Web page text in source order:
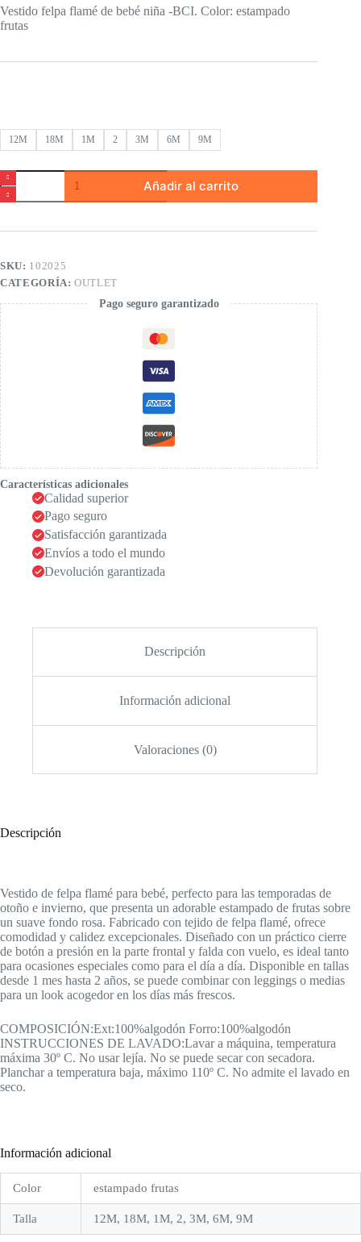
Vestido felpa flamé de bebé niña -BCI. Color: estampado
frutas
12M 18M 1M 2 3M 6M 9M
Vestido
felpa
flamé
bebé
Añadir al carrito
SKU: 102025
CATEGORÍA:OUTLET
Pago seguro garantizado
Características adicionales
Calidad superior
Pago seguro
Satisfacción garantizada
Envíos a todo el mundo
Devolución garantizada
Descripción
Información adicional
Valoraciones (0)
Descripción
Vestido de felpa flamé para bebé, perfecto para las temporadas de
otoño e invierno, que presenta un adorable estampado de frutas sobre
un suave fondo rosa. Fabricado con tejido de felpa flamé, ofrece
comodidad y calidez excepcionales. Diseñado con un práctico cierre
de botón a presión en la parte frontal y falda con vuelo, es ideal tanto
para ocasiones especiales como para el día a día. Disponible en tallas
desde 1 mes hasta 2 años, se puede combinar con leggings o medias
para un look acogedor en los días más frescos.
COMPOSICIÓN:Ext:100%algodón Forro:100%algodón
INSTRUCCIONES DE LAVADO:Lavar a máquina, temperatura
máxima 30º C. No usar lejía. No se puede secar con secadora.
Planchar a temperatura baja, máximo 110º C. No admite el lavado en
seco.
Información adicional
Color estampado frutas
Talla 12M, 18M, 1M, 2, 3M, 6M, 9M